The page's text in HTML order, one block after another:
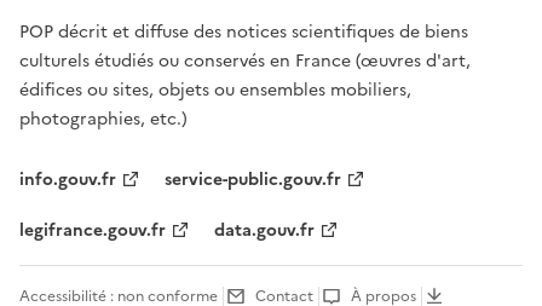
POP décrit et diffuse des notices scientifiques de biens
culturels étudiés ou conservés en France (œuvres d'art,
édifices ou sites, objets ou ensembles mobiliers,
photographies, etc.)
info.gouv.fr
service-public.gouv.fr
legifrance.gouv.fr
data.gouv.fr
Accessibilité : non conforme Contact À propos